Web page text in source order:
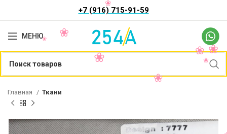
+7 (916) 715-91-59
МЕНЮ
Главная Ткани